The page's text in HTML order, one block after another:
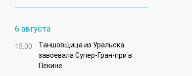
6 августа
15:00
Таншовщица из Уральска
завоевала Супер-Гран-при в
Пекине